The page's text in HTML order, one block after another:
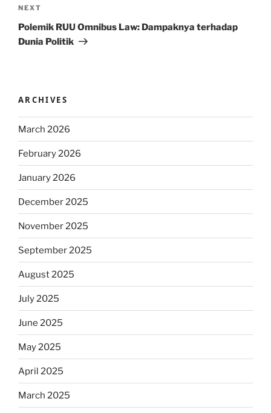
Next
Post
NEXT
Polemik RUU Omnibus Law: Dampaknya terhadap
Dunia Politik
ARCHIVES
March 2026
February 2026
January 2026
December 2025
November 2025
September 2025
August 2025
July 2025
June 2025
May 2025
April 2025
March 2025